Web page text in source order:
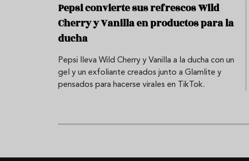
Pepsi convierte sus refrescos Wild
Cherry y Vanilla en productos para la
ducha
Pepsi lleva Wild Cherry y Vanilla a la ducha con un
gel y un exfoliante creados junto a Glamlite y
pensados para hacerse virales en TikTok.